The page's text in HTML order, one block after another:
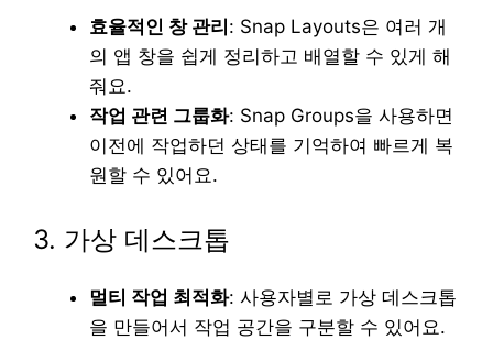
효율적인 창 관리 : Snap Layouts은 여러 개
의 앱 창을 쉽게 정리하고 배열할 수 있게 해
줘요.
작업 관련 그룹화: Snap Groups을 사용하면
이전에 작업하던 상태를 기억하여 빠르게 복
원할 수 있어요.
3. 가상 데스크톱
멀티 작업 최적화: 사용자별로 가상 데스크톱
을 만들어서 작업 공간을 구분할 수 있어요.